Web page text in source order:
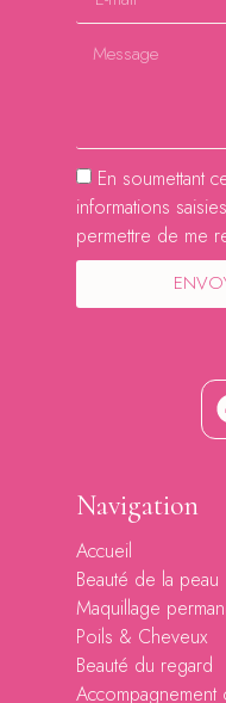
En soumettant
informations
permettre de me
Navigation
Accueil
Beauté de la peau
Maquillage
Poils & Cheveux
Beauté du regard
Accompagnement